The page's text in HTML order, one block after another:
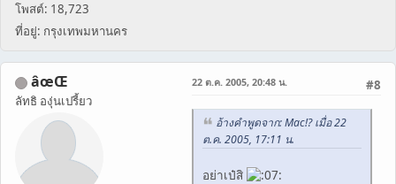
โพสต์: 18,723
ที่อยู่: กรุงเทพมหานคร
âœŒ
ลัทธิ องุ่นเปรี้ยว
#8
22 ต.ค. 2005, 20:48 น.
อ้างคำพูดจาก: Mac!? เมื่อ 22
ต.ค. 2005, 17:11 น.
อย่าเป๋สิ